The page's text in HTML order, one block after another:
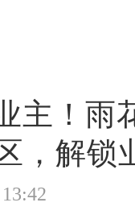
民来说
主！雨
，解锁
本
13:42